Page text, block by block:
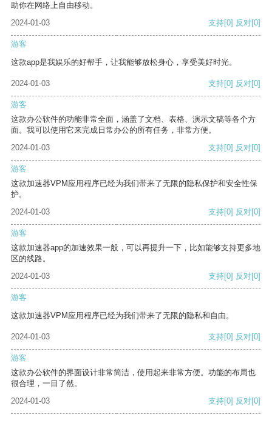
助你在网络上自由移动。
2024-01-03
支持[0] 反对[0]
游客
这款app是我娱乐的好帮手，让我能够放松身心，享受美好时光。
2024-01-03 支持[0] 反对[0]
游客
这款办公软件的功能非常全面，涵盖了文档、表格、演示文稿等各个方
面。我可以使用它来完成日常办公的所有任务，非常方便。
2024-01-03
支持[0] 反对[0]
游客
这款加速器VPM应用程序已经为我们带来了无限的隐私保护和安全性保
护。
2024-01-03
支持[0] 反对[0]
游客
这款加速器app的加速效果一般，可以再提升一下，比如能够支持更多地
区的线路。
2024-01-03
支持[0] 反对[0]
游客
这款加速器VPM应用程序已经为我们带来了无限的隐私和自由。
2024-01-03 支持[0] 反对[0]
游客
这款办公软件的界面设计非常简洁，使用起来非常方便。功能的布局也
很合理，一目了然。
2024-01-03
支持[0] 反对[0]